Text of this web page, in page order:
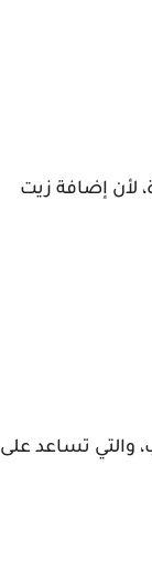
لأن إضافة زيت
والتي تساعد على